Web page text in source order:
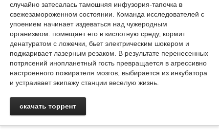
случайно затесалась тамошняя инфузория-тапочка в
свежезамороженном состоянии. Команда исследователей с
упоением начинает издеваться над чужеродным
организмом: помещает его в кислотную среду, кормит
денатуратом с ложечки, бьет электрическим шокером и
поджаривает лазерным резаком. В результате перенесенных
потрясений инопланетный гость превращается в агрессивно
настроенного пожирателя мозгов, выбирается из инкубатора
и устраивает экипажу станции веселую жизнь.
скачать торрент